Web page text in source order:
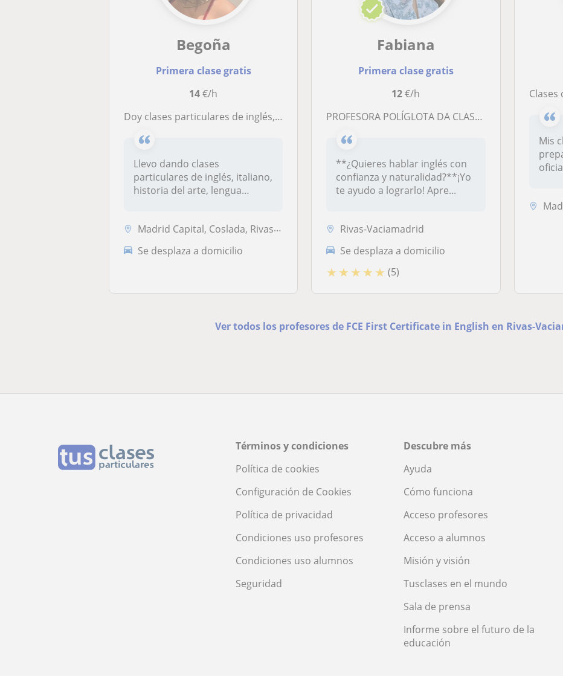
Begoña
Primera clase gratis
14€/h
Doy clases particulares de inglés, italiano, lengua española (morfología y sintaxis), matemáticas y ayudo con la organización de estudio a niños de primaria y la ESO
Llevo dando clases
particulares de inglés, italiano,
historia del arte, lengua
Madrid Capital, Coslada, Rivas-Vaciamadrid, San Fernando de Henares
Se desplaza a domicilio
Fabiana
Primera clase gratis
12€/h
PROFESORA POLÍGLOTA DA CLASES DE INGLES PARA TODAS LA EDADES
**¿Quieres hablar inglés con
confianza y naturalidad?**¡Yo
te ayudo a lograrlo! Apre...
Rivas-Vaciamadrid
Se desplaza a domicilio
★ ★ ★ ★ ★ (5)
Clases de
Mis
Ver todos los profesores de FCE First Certificate in English en Rivas-
Términos y condiciones
Política de cookies
Configuración de Cookies
Política de privacidad
Condiciones uso profesores
Condiciones uso alumnos
Seguridad
Descubre más
Ayuda
Cómo funciona
Acceso profesores
Acceso a alumnos
Misión y visión
Tusclases en el mundo
Sala de prensa
Informe sobre el futuro de la
educación